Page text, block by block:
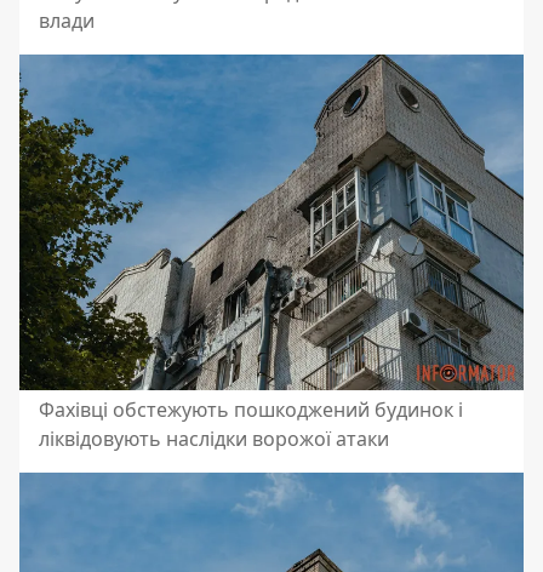
влади
Фахівці обстежують пошкоджений будинок і
ліквідовують наслідки ворожої атаки